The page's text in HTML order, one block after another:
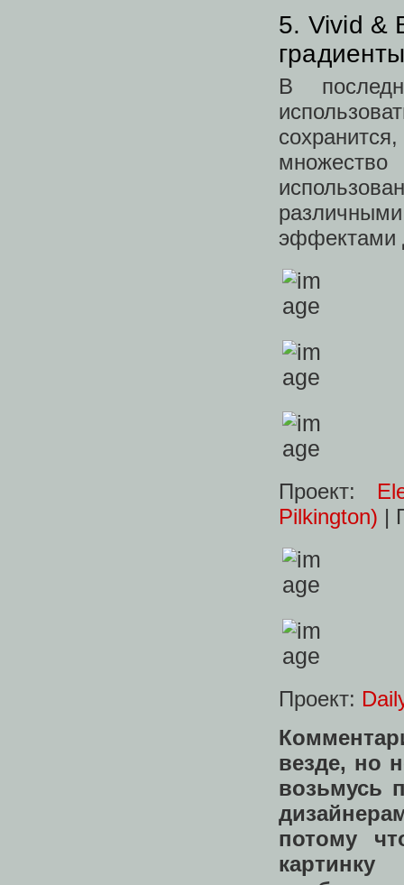
5. Vivid &
градиенты
В
эффектами
Проект:
Pilkington) |
Проект:
везде, но
возьмусь
потому